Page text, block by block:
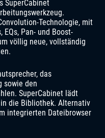
SuperCabinet
Technologie, mit
Pan- und Boost-
völlig neue, vollständig
das
sowie den
SuperCabinet lädt
die Bibliothek. Alternativ
integrierten Dateibrowser